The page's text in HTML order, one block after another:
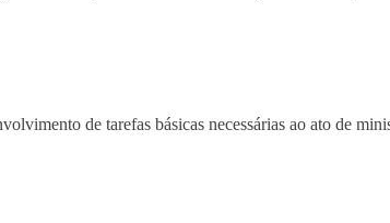
de tarefas básicas necessárias ao ato de